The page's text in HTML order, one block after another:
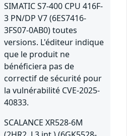
SIMATIC S7-400 CPU 416F-
3 PN/DP V7 (6ES7416-
3FS07-0AB0) toutes
versions. L'éditeur indique
que le produit ne
bénéficiera pas de
correctif de sécurité pour
la vulnérabilité CVE-2025-
40833.
SCALANCE XR528-6M